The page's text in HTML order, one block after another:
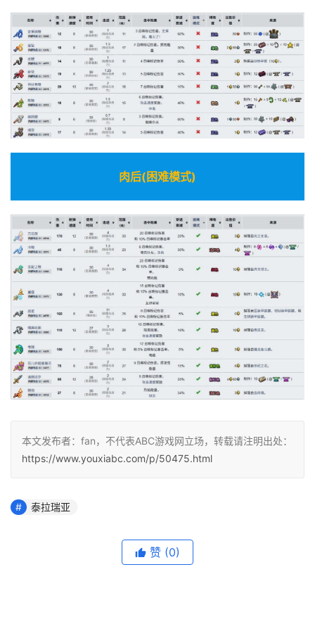
肉后(困难模式)
本文发布者：fan，不代表ABC游戏网立场，转载请注明出处：
https://www.youxiabc.com/p/50475.html
泰拉瑞亚
赞 (0)